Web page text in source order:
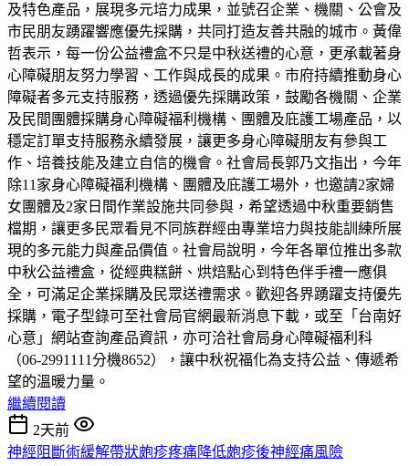
及特色產品，展現多元培力成果，並號召企業、機關、公會及
市民朋友踴躍響應優先採購，共同打造友善共融的城市。黃偉
哲表示，每一份公益禮盒不只是中秋送禮的心意，更承載著身
心障礙朋友努力學習、工作與成長的成果。市府持續推動身心
障礙者多元支持服務，透過優先採購政策，鼓勵各機關、企業
及民間團體採購身心障礙福利機構、團體及庇護工場產品，以
穩定訂單支持服務永續發展，讓更多身心障礙朋友有參與工
作、培養技能及建立自信的機會。社會局長郭乃文指出，今年
除11家身心障礙福利機構、團體及庇護工場外，也邀請2家婦
女團體及2家日間作業設施共同參與，希望透過中秋重要銷售
檔期，讓更多民眾看見不同族群經由專業培力與技能訓練所展
現的多元能力與產品價值。社會局說明，今年各單位推出多款
中秋公益禮盒，從經典糕餅、烘焙點心到特色伴手禮一應俱
全，可滿足企業採購及民眾送禮需求。歡迎各界踴躍支持優先
採購，電子型錄可至社會局官網最新消息下載，或至「台南好
心意」網站查詢產品資訊，亦可洽社會局身心障礙福利科
（06-2991111分機8652），讓中秋祝福化為支持公益、傳遞希
望的溫暖力量。
繼續閱讀
2天前
神經阻斷術緩解帶狀皰疹疼痛降低皰疹後神經痛風險